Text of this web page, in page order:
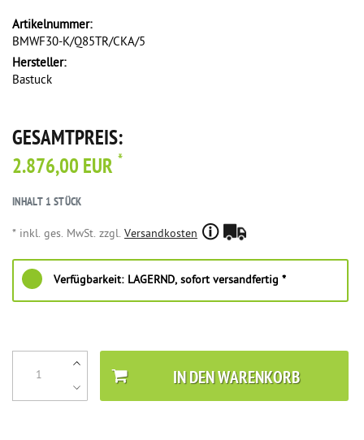
Artikelnummer:
BMWF30-K/Q85TR/CKA/5
Hersteller:
Bastuck
GESAMTPREIS:
2.876,00 EUR *
INHALT 1STÜCK
* inkl. ges. MwSt. zzgl. Versandkosten
Verfügbarkeit: LAGERND, sofort versandfertig *
IN DEN WARENKORB